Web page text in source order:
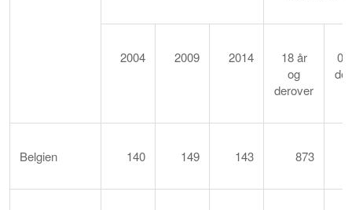
2004 2009 2014
18 år
og
derover
0
Belgien 140 149 143 873